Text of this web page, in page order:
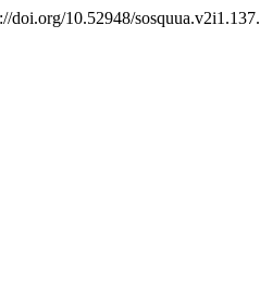
doi.org/10.52948/sosquua.v2i1.137.